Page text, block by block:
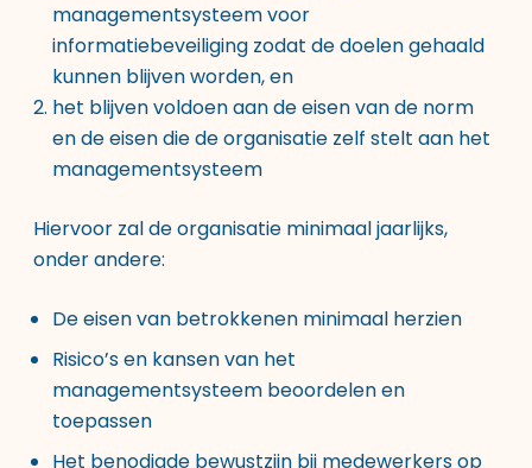
managementsysteem voor
informatiebeveiliging zodat de doelen gehaald
kunnen blijven worden, en
het blijven voldoen aan de eisen van de norm
en de eisen die de organisatie zelf stelt aan het
managementsysteem
Hiervoor zal de organisatie minimaal jaarlijks,
onder andere:
De eisen van betrokkenen minimaal herzien
Risico’s en kansen van het
managementsysteem beoordelen en
toepassen
Het benodigde bewustzijn bij medewerkers op